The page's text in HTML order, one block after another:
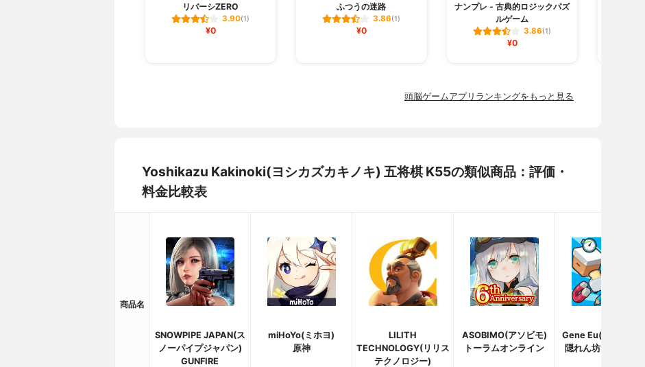
リバーシZERO
3.90(1)
¥0
ふつうの迷路
3.86(1)
¥0
ナンプレ - 古典的ロジックパズ
ルゲーム
3.86(1)
¥0
頭脳ゲームアプリランキングをもっと見る
Yoshikazu Kakinoki(ヨシカズカキノキ) 五将棋 K55の類似商品：評価・
料金比較表
商品名
SNOWPIPE JAPAN(ス
ノーパイプジャパン)
GUNFIRE
miHoYo(ミホヨ)
原神
LILITH
TECHNOLOGY(リリス
テクノロジー)
ASOBIMO(アソビモ)
トーラムオンライン
Gene Eu(ジーンユー)
隠れん坊 オンライン